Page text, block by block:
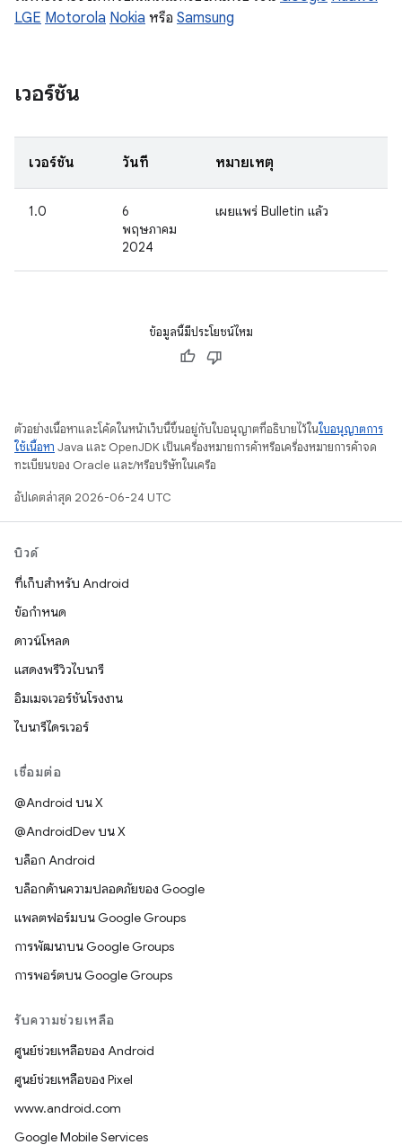
LGE Motorola Nokia หรือ Samsung
เวอร์ชัน
เวอร์ชัน วันที่ หมายเหตุ
1.0
6
พฤษภาคม
2024
เผยแพร่ Bulletin แล้ว
ข้อมูลนี้มีประโยชน์ไหม
ตัวอย่างเนื้อหาและโค้ดในหน้าเว็บนี้ขึ้นอยู่กับใบอนุญาตที่อธิบายไว้ในใบอนุญาตการ
ใช้เนื้อหา Java และ OpenJDK เป็นเครื่องหมายการค้าหรือเครื่องหมายการค้าจด
ทะเบียนของ Oracle และ/หรือบริษัทในเครือ
อัปเดตล่าสุด 2026-06-24 UTC
บิวด์
ที่เก็บสำหรับ Android
ข้อกำหนด
ดาวน์โหลด
แสดงพรีวิวไบนารี
อิมเมจเวอร์ชันโรงงาน
ไบนารีไดรเวอร์
เชื่อมต่อ
@Android บน X
@AndroidDev บน X
บล็อก Android
บล็อกด้านความปลอดภัยของ Google
แพลตฟอร์มบน Google Groups
การพัฒนาบน Google Groups
การพอร์ตบน Google Groups
รับความช่วยเหลือ
ศูนย์ช่วยเหลือของ Android
ศูนย์ช่วยเหลือของ Pixel
www.android.com
Google Mobile Services